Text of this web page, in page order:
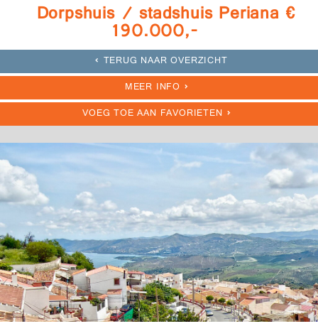
Dorpshuis / stadshuis Periana €
190.000,-
TERUG NAAR OVERZICHT
MEER INFO
VOEG TOE AAN FAVORIETEN